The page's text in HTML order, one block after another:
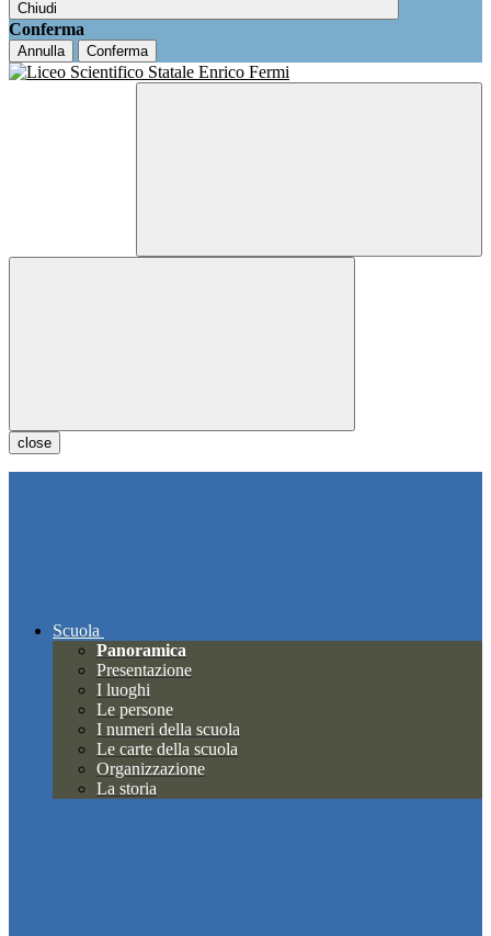
Chiudi
Conferma
Annulla Conferma
close
Scuola
Panoramica
Presentazione
I luoghi
Le persone
I numeri della scuola
Le carte della scuola
Organizzazione
La storia